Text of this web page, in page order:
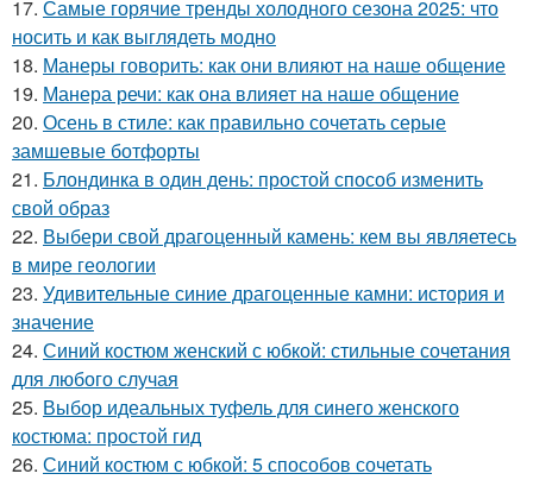
17. Самые горячие тренды холодного сезона 2025: что
носить и как выглядеть модно
18. Манеры говорить: как они влияют на наше общение
19. Манера речи: как она влияет на наше общение
20. Осень в стиле: как правильно сочетать серые
замшевые ботфорты
21. Блондинка в один день: простой способ изменить
свой образ
22. Выбери свой драгоценный камень: кем вы являетесь
в мире геологии
23. Удивительные синие драгоценные камни: история и
значение
24. Синий костюм женский с юбкой: стильные сочетания
для любого случая
25. Выбор идеальных туфель для синего женского
костюма: простой гид
26. Синий костюм с юбкой: 5 способов сочетать